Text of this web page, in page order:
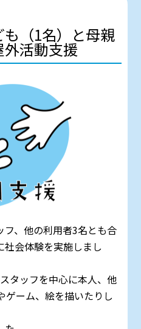
（1名）と母親
活動支援
、他の利用者3名とも合
社会体験を実施しまし
タッフを中心に本人、他
ゲーム、絵を描いたりし